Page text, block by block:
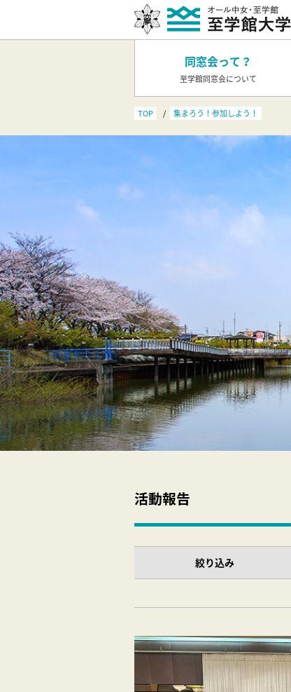
同窓会って？
至学館同窓会について
TOP 集まろう！参加しよう！
活動報告
絞り込み